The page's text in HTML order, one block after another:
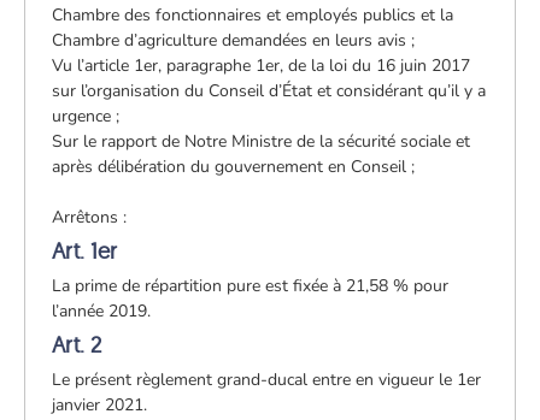
Chambre des fonctionnaires et employés publics et la
Chambre d’agriculture demandées en leurs avis ;
Vu l’article 1er, paragraphe 1er, de la loi du 16 juin 2017
sur l’organisation du Conseil d’État et considérant qu’il y a
urgence ;
Sur le rapport de Notre Ministre de la sécurité sociale et
après délibération du gouvernement en Conseil ;
Arrêtons :
Art. 1er
La prime de répartition pure est fixée à 21,58 % pour
l’année 2019.
Art. 2
Le présent règlement grand-ducal entre en vigueur le 1er
janvier 2021.